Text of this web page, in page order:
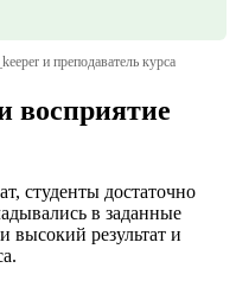
и преподаватель курса
восприятие
студенты достаточно
в заданные
высокий результат и